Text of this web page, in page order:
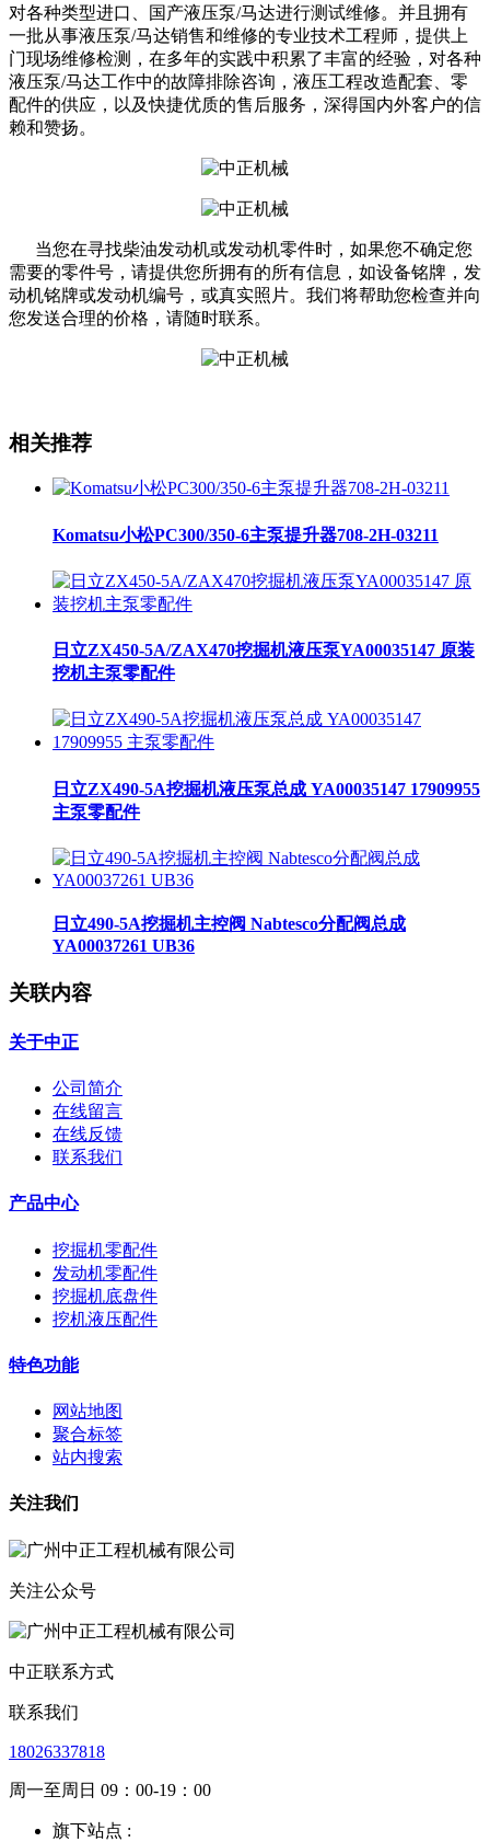
对各种类型进口、国产液压泵/马达进行测试维修。并且拥有
一批从事液压泵/马达销售和维修的专业技术工程师，提供上
门现场维修检测，在多年的实践中积累了丰富的经验，对各种
液压泵/马达工作中的故障排除咨询，液压工程改造配套、零
配件的供应，以及快捷优质的售后服务，深得国内外客户的信
赖和赞扬。
当您在寻找柴油发动机或发动机零件时，如果您不确定您
需要的零件号，请提供您所拥有的所有信息，如设备铭牌，发
动机铭牌或发动机编号，或真实照片。我们将帮助您检查并向
您发送合理的价格，请随时联系。
相关推荐
Komatsu小松PC300/350-6主泵提升器708-2H-03211
日立ZX450-5A/ZAX470挖掘机液压泵YA00035147 原装
挖机主泵零配件
日立ZX490-5A挖掘机液压泵总成 YA00035147 17909955
主泵零配件
日立490-5A挖掘机主控阀 Nabtesco分配阀总成
YA00037261 UB36
关联内容
关于中正
公司简介
在线留言
在线反馈
联系我们
产品中心
挖掘机零配件
发动机零配件
挖掘机底盘件
挖机液压配件
特色功能
网站地图
聚合标签
站内搜索
关注我们
关注公众号
中正联系方式
联系我们
18026337818
周一至周日 09：00-19：00
旗下站点 :